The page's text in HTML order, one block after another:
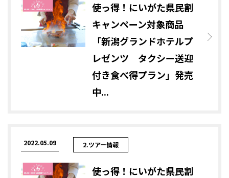
使っ得！にいがた県民割
キャンペーン対象商品
「新潟グランドホテルプ
レゼンツ タクシー送迎
付き食べ得プラン」発売
中...
2022.05.09 2.ツアー情報
使っ得！にいがた県民割